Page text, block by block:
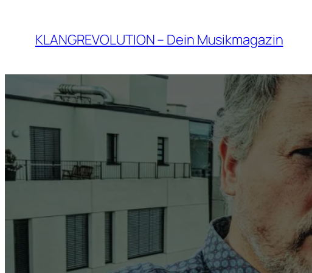
Inhalt
springen
KLANGREVOLUTION – Dein Musikmagazin